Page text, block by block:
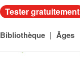
Tester gratuitement
Bibliothèque | Âges